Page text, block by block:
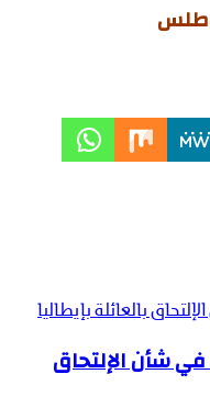
بالعائلة بإيطاليا
شأن الإلتحاق